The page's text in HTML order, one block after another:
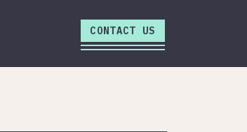
CONTACT US